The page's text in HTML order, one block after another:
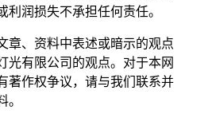
利润损失不承担任何责任。
章、资料中表述或暗示的观点
光有限公司的观点。对于本网
著作权争议，请与我们联系并
。